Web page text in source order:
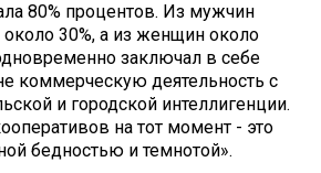
80% процентов. Из мужчин
30%, а из женщин около
заключал в себе
коммерческую деятельность с
и городской интеллигенции.
на тот момент - это
бедностью и темнотой».